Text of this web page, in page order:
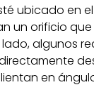
ubicado en
un orificio
algunos
en